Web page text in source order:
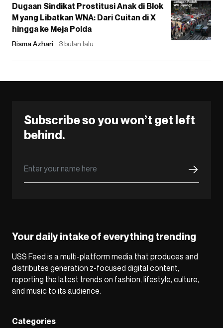
Dugaan Sindikat Prostitusi Anak di Blok
M yang Libatkan WNA: Dari Cuitan di X
hingga ke Meja Polda
Risma Azhari 3 bulan lalu
Subscribe so you won’t get left
behind.
Your daily intake of everything trending
USS Feed is a multi-platform media that produces and
distributes generation z-focused digital content,
reporting the latest trends on fashion, lifestyle, culture,
and music to its audience.
Categories